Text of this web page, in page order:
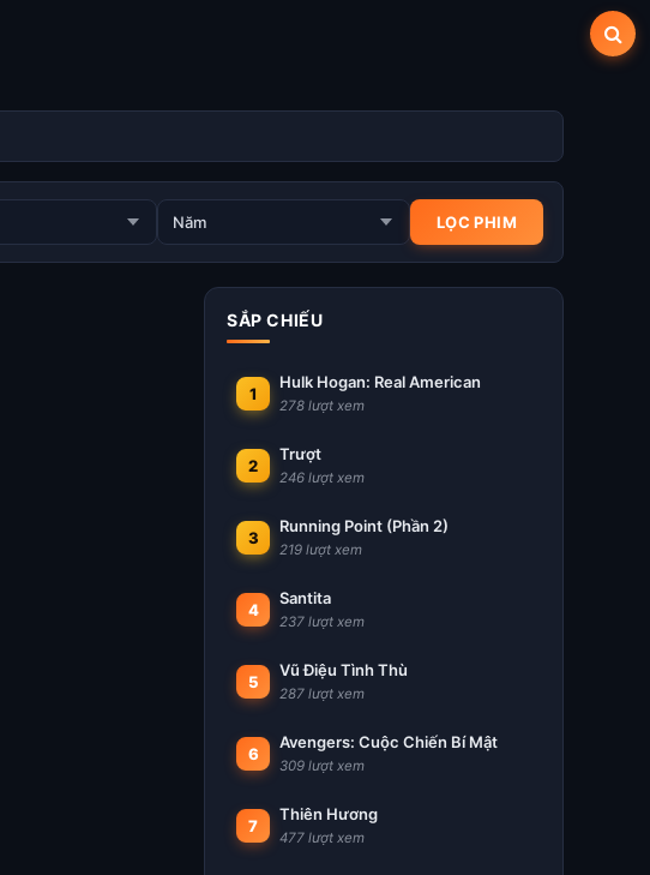
SẮP CHIẾU
1
Hulk Hogan: Real American
278 lượt xem
2
Trượt
246 lượt xem
3
Running Point (Phần 2)
219 lượt xem
4
Santita
237 lượt xem
5
Vũ Điệu Tình Thù
287 lượt xem
6
Avengers: Cuộc Chiến Bí Mật
309 lượt xem
7
Thiên Hương
477 lượt xem